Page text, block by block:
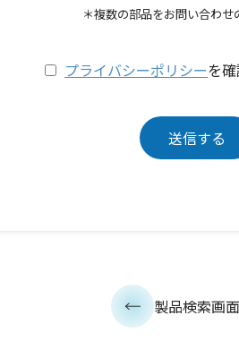
＊複数の部品をお問い合わせ
プライバシーポリシーを確
製品検索画